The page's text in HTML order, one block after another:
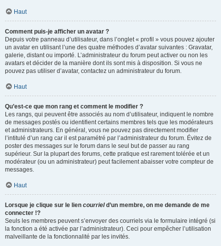
Haut
Comment puis-je afficher un avatar ?
Depuis votre panneau d’utilisateur, dans l’onglet « profil » vous pouvez ajouter
un avatar en utilisant l’une des quatre méthodes d’avatar suivantes : Gravatar,
galerie, distant ou importé. L’administrateur du forum peut activer ou non les
avatars et décider de la manière dont ils sont mis à disposition. Si vous ne
pouvez pas utiliser d’avatar, contactez un administrateur du forum.
Haut
Qu’est-ce que mon rang et comment le modifier ?
Les rangs, qui peuvent être associés au nom d’utilisateur, indiquent le nombre
de messages postés ou identifient certains membres tels que les modérateurs
et administrateurs. En général, vous ne pouvez pas directement modifier
l’intitulé d’un rang car il est paramétré par l’administrateur du forum. Évitez de
poster des messages sur le forum dans le seul but de passer au rang
supérieur. Sur la plupart des forums, cette pratique est rarement tolérée et un
modérateur (ou un administrateur) peut facilement abaisser votre compteur de
messages.
Haut
Lorsque je clique sur le lien courrield’un membre, on me demande de me
connecter !?
Seuls les membres peuvent s’envoyer des courriels via le formulaire intégré (si
la fonction a été activée par l’administrateur). Ceci pour empêcher l’utilisation
malveillante de la fonctionnalité par les invités.